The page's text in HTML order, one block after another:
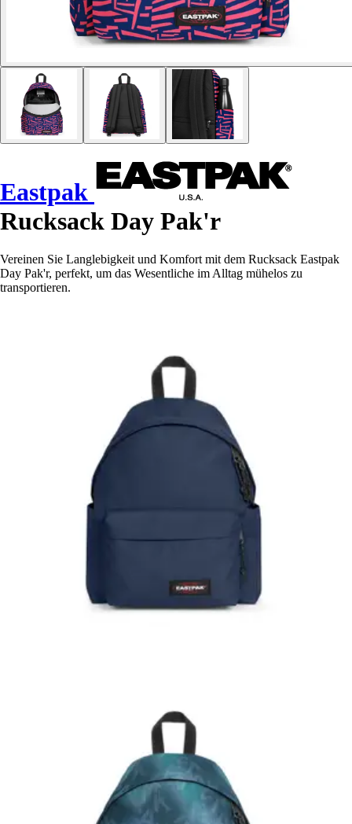
Eastpak
Rucksack Day Pak'r
Vereinen Sie Langlebigkeit und Komfort mit dem Rucksack Eastpak
Day Pak'r, perfekt, um das Wesentliche im Alltag mühelos zu
transportieren.